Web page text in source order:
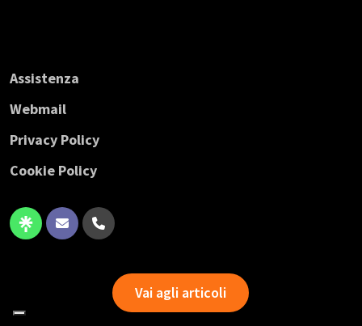
Assistenza
Webmail
Privacy Policy
Cookie Policy
Vai agli articoli